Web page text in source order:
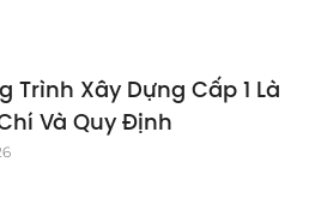
Trình Xây Dựng Cấp 1 Là
Và Quy Định